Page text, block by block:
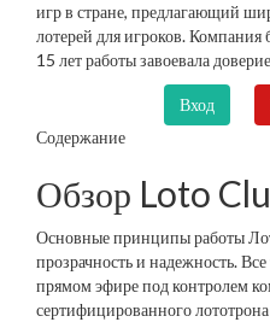
игр в стране, предлагающий
лотерей для игроков.
15 лет работы завоевала
Вход
Содержание
Обзор Loto
Основные принципы работы
прозрачность и надежность.
прямом эфире под контролем
сертифицированного